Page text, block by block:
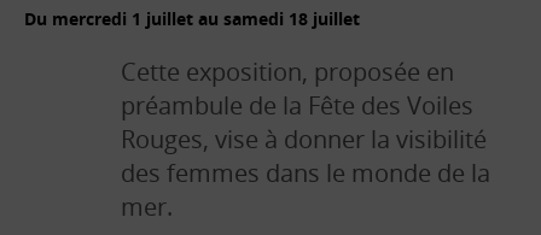
DÉCOUVRIR SÉNÉ
CARTE INTERACTIVE
Du mercredi 1 juillet au samedi 18 juillet
Cette exposition, proposée en
préambule de la Fête des Voiles
Rouges, vise à donner la visibilité
des femmes dans le monde de la
mer.